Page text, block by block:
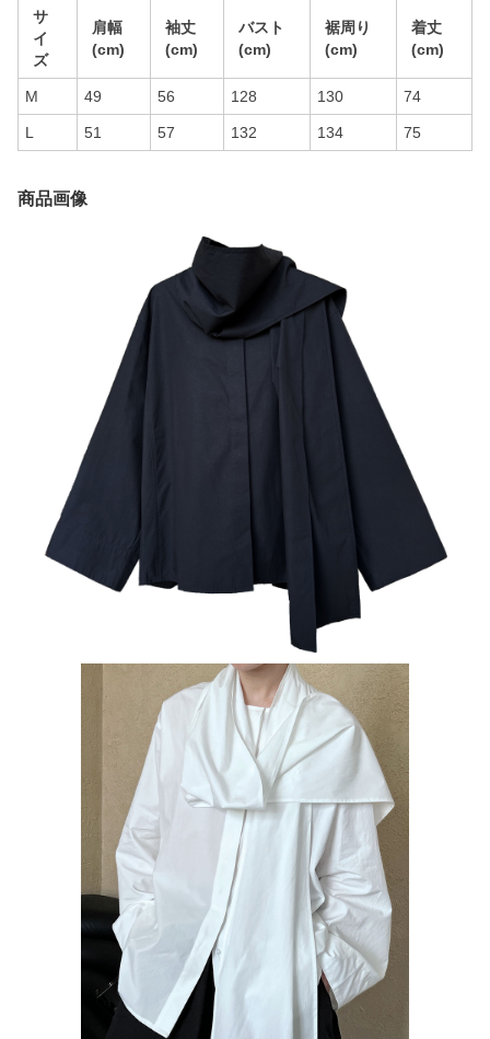
サ
イ
ズ
肩幅
(cm)
袖丈
(cm)
バスト
(cm)
裾周り
(cm)
着丈
(cm)
M 49 56 128 130 74
L 51 57 132 134 75
商品画像